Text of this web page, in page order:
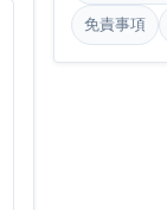
免責事項